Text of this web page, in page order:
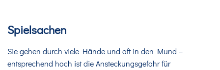
Spielsachen
Sie gehen durch viele Hände und oft in den Mund –
entsprechend hoch ist die Ansteckungsgefahr für